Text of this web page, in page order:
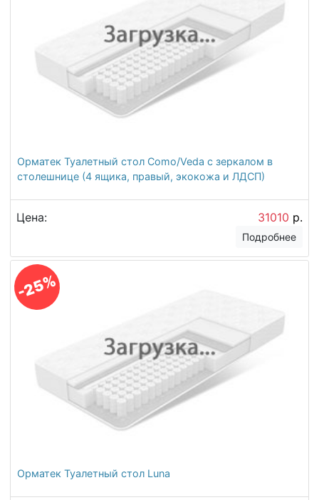
Орматек Туалетный стол Como/Veda с зеркалом в
столешнице (4 ящика, правый, экокожа и ЛДСП)
Цена: 31010 р.
Подробнее
-25%
Орматек Туалетный стол Luna